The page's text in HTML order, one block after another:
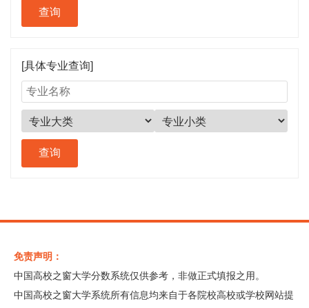
[具体专业查询]
免责声明：
中国高校之窗大学分数系统仅供参考，非做正式填报之用。
中国高校之窗大学系统所有信息均来自于各院校高校或学校网站提